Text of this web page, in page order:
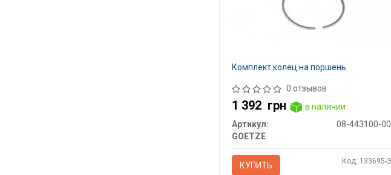
Комплект колец на поршень
0 отзывов
1 392 грн
в наличии
Артикул:
08-443100-00
GOETZE
КУПИТЬ Код: 133695-3